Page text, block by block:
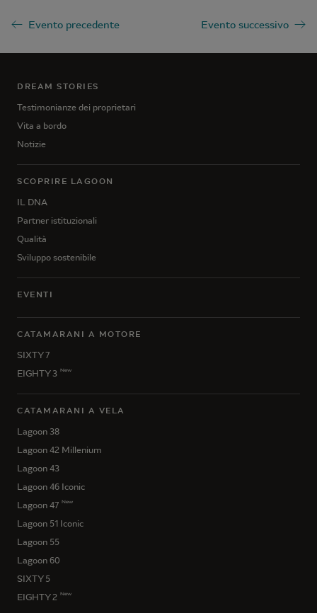
Evento precedente Evento successivo
DREAM STORIES
Testimonianze dei proprietari
Vita a bordo
Notizie
SCOPRIRE LAGOON
IL DNA
Partner istituzionali
Qualità
Sviluppo sostenibile
EVENTI
CATAMARANI A MOTORE
SIXTY 7
EIGHTY 3 New
CATAMARANI A VELA
Lagoon 38
Lagoon 42 Millenium
Lagoon 43
Lagoon 46 Iconic
Lagoon 47 New
Lagoon 51 Iconic
Lagoon 55
Lagoon 60
SIXTY 5
EIGHTY 2
New